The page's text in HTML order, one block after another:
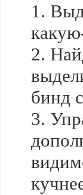
1.
2.
бинд
3.